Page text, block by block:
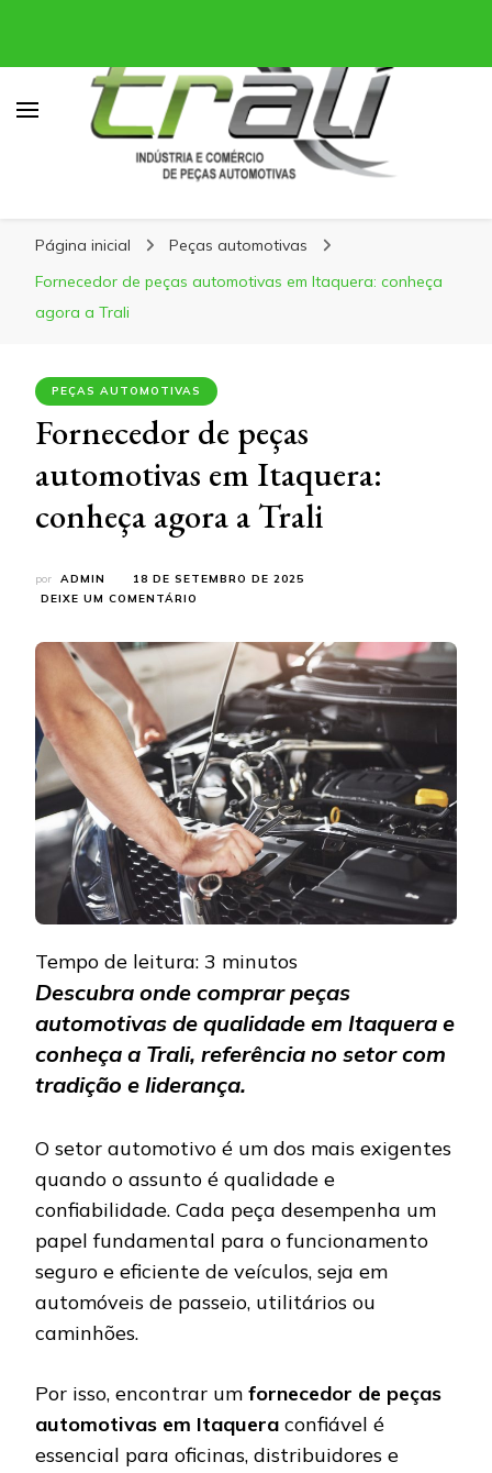
Página inicial
Peças automotivas
Fornecedor de peças automotivas em Itaquera: conheça
agora a Trali
PEÇAS AUTOMOTIVAS
Fornecedor de peças
automotivas em Itaquera:
conheça agora a Trali
por ADMIN
18 DE SETEMBRO DE 2025
DEIXE UM COMENTÁRIO
PEÇAS
AUTOMOTIVAS
ITAQUERA:
CONHEÇA
AGORA
A
TRALI
Tempo de leitura: 3 minutos
Descubra onde comprar peças
automotivas de qualidade em Itaquera e
conheça a Trali, referência no setor com
tradição e liderança.
O setor automotivo é um dos mais exigentes
quando o assunto é qualidade e
confiabilidade. Cada peça desempenha um
papel fundamental para o funcionamento
seguro e eficiente de veículos, seja em
automóveis de passeio, utilitários ou
caminhões.
Por isso, encontrar um fornecedor de peças
automotivas em Itaquera confiável é
essencial para oficinas, distribuidores e